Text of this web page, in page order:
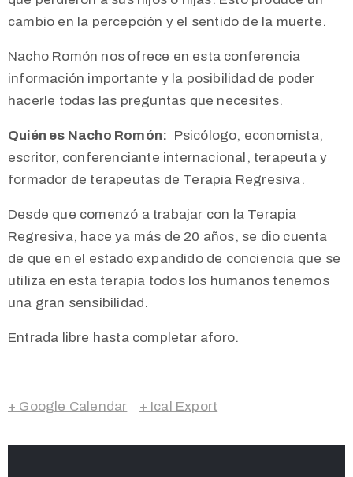
cambio en la percepción y el sentido de la muerte.
Nacho Romón nos ofrece en esta conferencia
información importante y la posibilidad de poder
hacerle todas las preguntas que necesites.
Quién es Nacho Romón: Psicólogo, economista,
escritor, conferenciante internacional, terapeuta y
formador de terapeutas de Terapia Regresiva.
Desde que comenzó a trabajar con la Terapia
Regresiva, hace ya más de 20 años, se dio cuenta
de que en el estado expandido de conciencia que se
utiliza en esta terapia todos los humanos tenemos
una gran sensibilidad.
Entrada libre hasta completar aforo.
+ Google Calendar + Ical Export